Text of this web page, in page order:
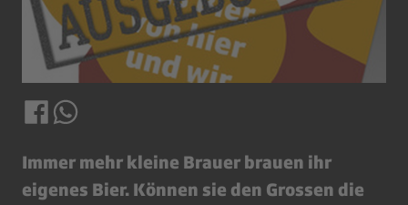
Immer mehr kleine Brauer brauen ihr
eigenes Bier. Können sie den Grossen die